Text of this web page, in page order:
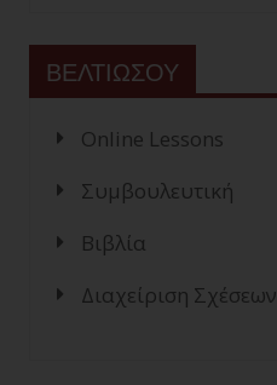
ΒΕΛΤΙΩΣΟΥ
Online Lessons
Συμβουλευτική
Βιβλία
Διαχείριση Σχέσεων